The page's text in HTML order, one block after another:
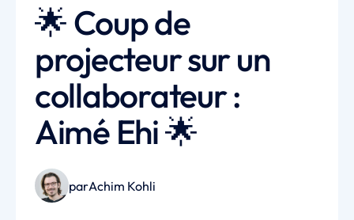
🌟 Coup de
projecteur sur un
collaborateur :
Aimé Ehi 🌟
parAchim Kohli